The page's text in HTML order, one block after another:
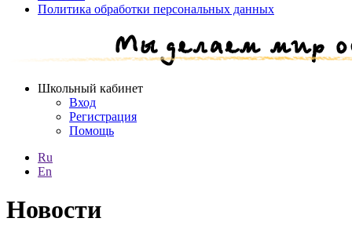
Политика обработки персональных данных
Школьный кабинет
Вход
Регистрация
Помощь
Ru
En
Новости